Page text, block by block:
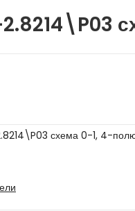
схема 0-1, 4-